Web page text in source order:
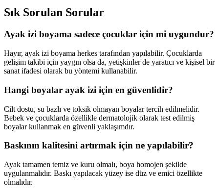
Sık Sorulan Sorular
Ayak izi boyama sadece çocuklar için mi uygundur?
Hayır, ayak izi boyama herkes tarafından yapılabilir. Çocuklarda
gelişim takibi için yaygın olsa da, yetişkinler de yaratıcı ve kişisel bir
sanat ifadesi olarak bu yöntemi kullanabilir.
Hangi boyalar ayak izi için en güvenlidir?
Cilt dostu, su bazlı ve toksik olmayan boyalar tercih edilmelidir.
Bebek ve çocuklarda özellikle dermatolojik olarak test edilmiş
boyalar kullanmak en güvenli yaklaşımdır.
Baskının kalitesini artırmak için ne yapılabilir?
Ayak tamamen temiz ve kuru olmalı, boya homojen şekilde
uygulanmalıdır. Baskı yapılacak yüzey ise düz ve emici özellikte
olmalıdır.